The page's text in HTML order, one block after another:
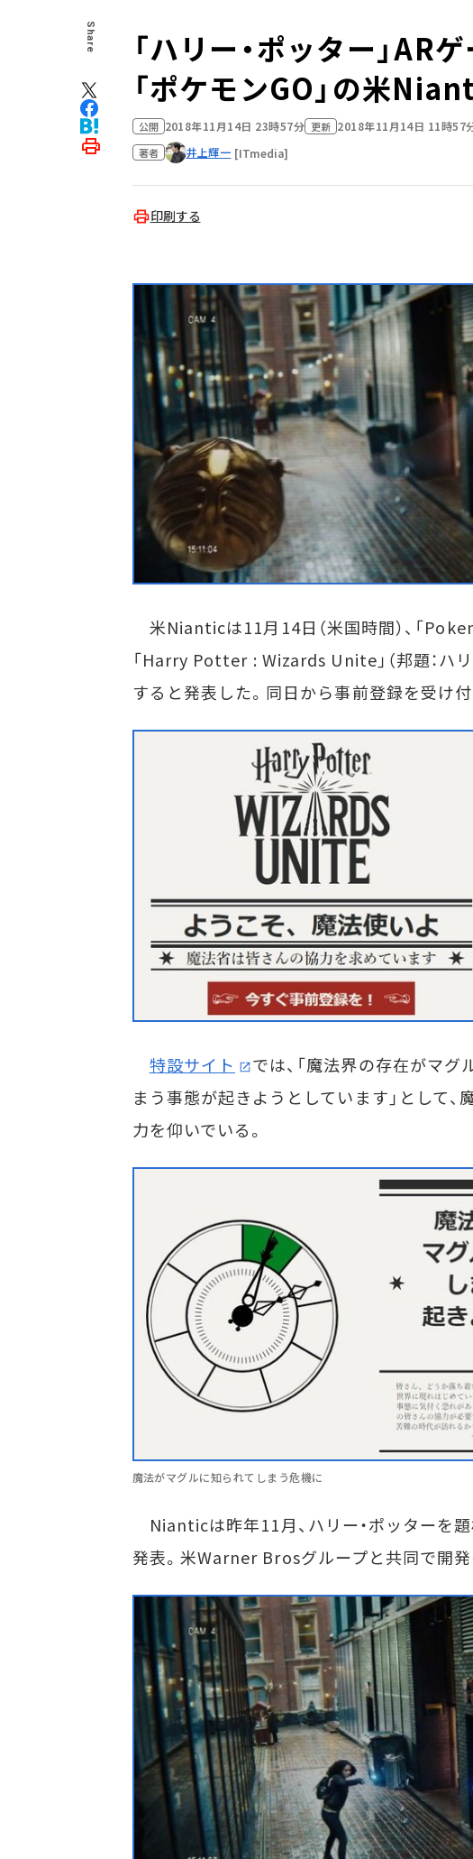
Share
「ハリー・ポッター」
「ポケモンGO」の米
公開 2018年11月14日 23時57分 更新 2018年11月14日 11時57
著者 井上輝一 [ITmedia]
印刷する
米Nianticは11月14日（米国時間）、「
「Harry Potter : Wizards Unite」（邦題：ハ
すると発表した。同日から事前登録を受け付
特設サイト
では、「魔法界の存在がマグ
まう事態が起きようとしています」として
力を仰いでいる。
魔法がマグルに知られてしまう危機に
Nianticは昨年11月、ハリー・ポッターを
発表。米Warner Brosグループと共同で開発